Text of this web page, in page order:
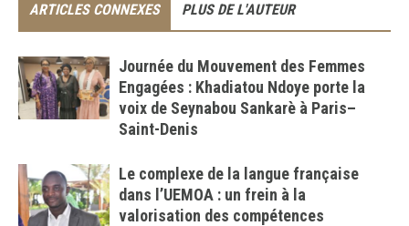
ARTICLES CONNEXES PLUS DE L'AUTEUR
Journée du Mouvement des Femmes
Engagées : Khadiatou Ndoye porte la
voix de Seynabou Sankarè à Paris–
Saint-Denis
Le complexe de la langue française
dans l’UEMOA : un frein à la
valorisation des compétences